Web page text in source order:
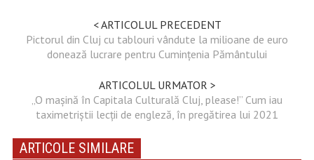
< ARTICOLUL PRECEDENT
Pictorul din Cluj cu tablouri vândute la milioane de euro
donează lucrare pentru Cumințenia Pământului
ARTICOLUL URMATOR >
„O mașină în Capitala Culturală Cluj, please!” Cum iau
taximetriștii lecții de engleză, în pregătirea lui 2021
ARTICOLE SIMILARE